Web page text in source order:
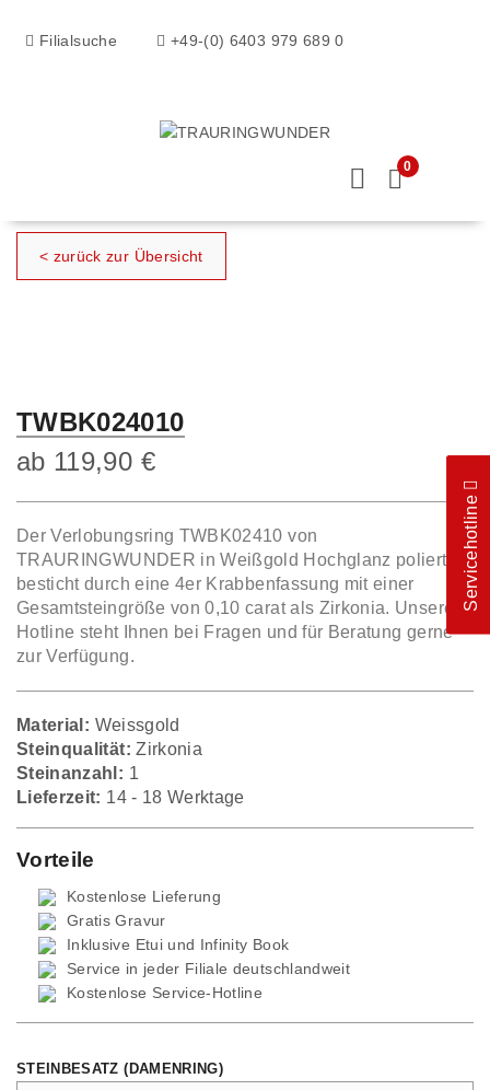
Filialsuche +49-(0) 6403 979 689 0
0
< zurück zur Übersicht
TWBK024010
ab 119,90 €
Der Verlobungsring TWBK02410 von
TRAURINGWUNDER in Weißgold Hochglanz poliert,
besticht durch eine 4er Krabbenfassung mit einer
Gesamtsteingröße von 0,10 carat als Zirkonia. Unsere
Hotline steht Ihnen bei Fragen und für Beratung gerne
zur Verfügung.
Material: Weissgold
Steinqualität: Zirkonia
Steinanzahl: 1
Lieferzeit: 14 - 18 Werktage
Vorteile
Kostenlose Lieferung
Gratis Gravur
Inklusive Etui und Infinity Book
Service in jeder Filiale deutschlandweit
Kostenlose Service-Hotline
STEINBESATZ (DAMENRING)
Servicehotline